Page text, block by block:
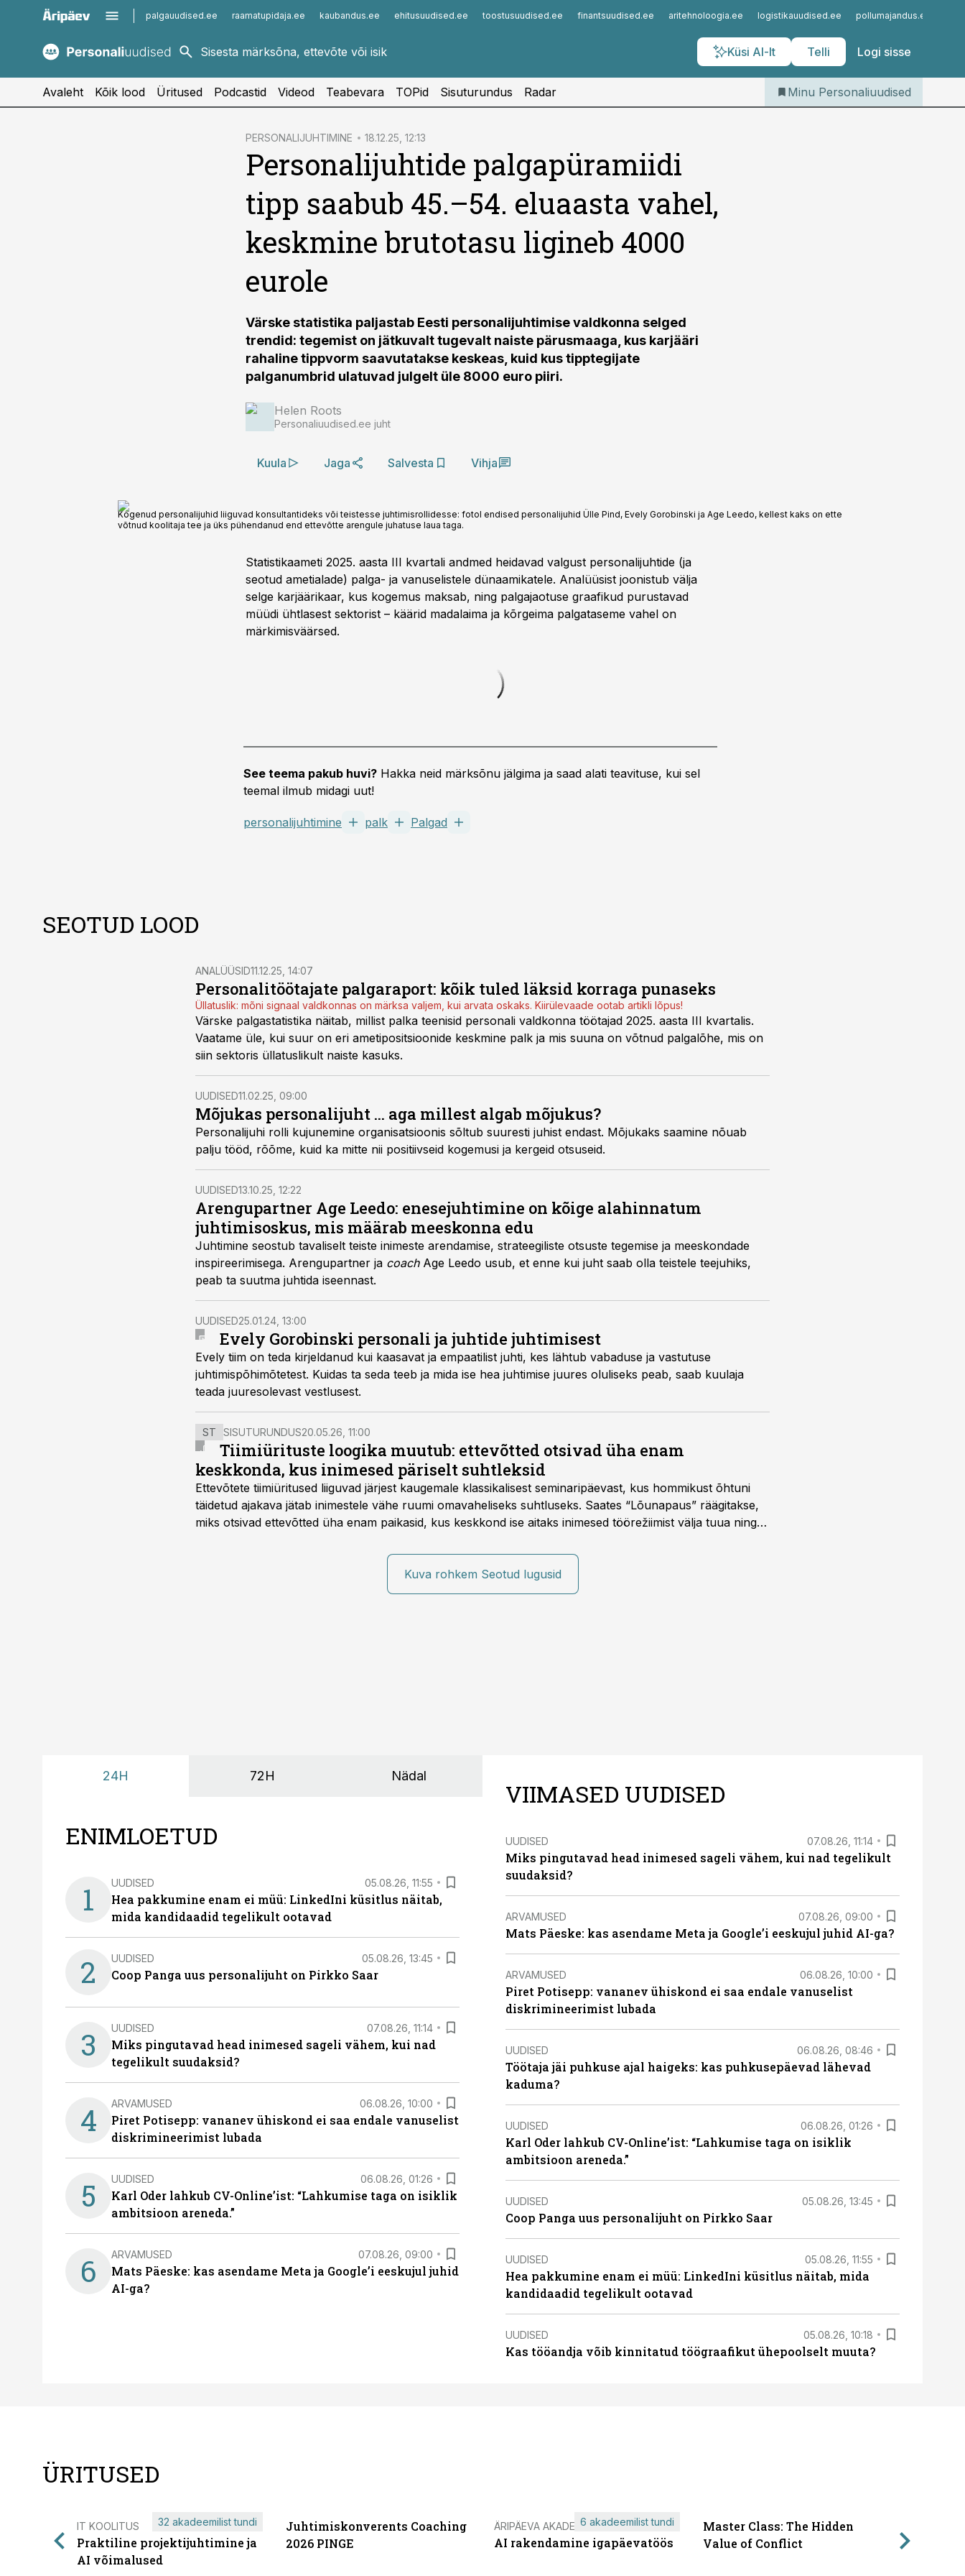
palgauudised.ee raamatupidaja.ee kaubandus.ee ehitusuudised.ee toostusuudised.ee finantsuudised.ee aritehnoloogia.ee logistikauudised.ee pollumajandus.ee
Küsi AI-lt Telli Logi sisse
kaubandus.ee
kinnisvarauudised.ee
imelineajalugu.ee
Infopank
Iseteenindus
Telli Personaliuudised
Avaleht Kõik lood Üritused Podcastid Videod Teabevara TOPid Sisuturundus Radar Minu Personaliuudised
PERSONALIJUHTIMINE 18.12.25, 12:13
Personalijuhtide palgapüramiidi
tipp saabub 45.–54. eluaasta vahel,
keskmine brutotasu ligineb 4000
eurole
Värske statistika paljastab Eesti personalijuhtimise valdkonna selged
trendid: tegemist on jätkuvalt tugevalt naiste pärusmaaga, kus karjääri
rahaline tippvorm saavutatakse keskeas, kuid kus tipptegijate
palganumbrid ulatuvad julgelt üle 8000 euro piiri.
Helen Roots
Personaliuudised.ee juht
Kuula Jaga Salvesta Vihja
Kogenud personalijuhid liiguvad konsultantideks või teistesse juhtimisrollidesse: fotol endised personalijuhid Ülle Pind, Evely Gorobinski ja Age Leedo, kellest kaks on ette
võtnud koolitaja tee ja üks pühendanud end ettevõtte arengule juhatuse laua taga.
Statistikaameti 2025. aasta III kvartali andmed heidavad valgust personalijuhtide (ja
seotud ametialade) palga- ja vanuselistele dünaamikatele. Analüüsist joonistub välja
selge karjäärikaar, kus kogemus maksab, ning palgajaotuse graafikud purustavad
müüdi ühtlasest sektorist – käärid madalaima ja kõrgeima palgataseme vahel on
märkimisväärsed.
See teema pakub huvi? Hakka neid märksõnu jälgima ja saad alati teavituse, kui sel
teemal ilmub midagi uut!
personalijuhtimine palk Palgad
SEOTUD LOOD
ANALÜÜSID11.12.25, 14:07
Personalitöötajate palgaraport: kõik tuled läksid korraga punaseks
Üllatuslik: mõni signaal valdkonnas on märksa valjem, kui arvata oskaks. Kiirülevaade ootab artikli lõpus!
Värske palgastatistika näitab, millist palka teenisid personali valdkonna töötajad 2025. aasta III kvartalis.
Vaatame üle, kui suur on eri ametipositsioonide keskmine palk ja mis suuna on võtnud palgalõhe, mis on
siin sektoris üllatuslikult naiste kasuks.
UUDISED11.02.25, 09:00
Mõjukas personalijuht ... aga millest algab mõjukus?
Personalijuhi rolli kujunemine organisatsioonis sõltub suuresti juhist endast. Mõjukaks saamine nõuab
palju tööd, rõõme, kuid ka mitte nii positiivseid kogemusi ja kergeid otsuseid.
UUDISED13.10.25, 12:22
Arengupartner Age Leedo: enesejuhtimine on kõige alahinnatum
juhtimisoskus, mis määrab meeskonna edu
Juhtimine seostub tavaliselt teiste inimeste arendamise, strateegiliste otsuste tegemise ja meeskondade
inspireerimisega. Arengupartner ja coach Age Leedo usub, et enne kui juht saab olla teistele teejuhiks,
peab ta suutma juhtida iseennast.
UUDISED25.01.24, 13:00
Evely Gorobinski personali ja juhtide juhtimisest
Evely tiim on teda kirjeldanud kui kaasavat ja empaatilist juhti, kes lähtub vabaduse ja vastutuse
juhtimispõhimõtetest. Kuidas ta seda teeb ja mida ise hea juhtimise juures oluliseks peab, saab kuulaja
teada juuresolevast vestlusest.
ST SISUTURUNDUS20.05.26, 11:00
Tiimiürituste loogika muutub: ettevõtted otsivad üha enam
keskkonda, kus inimesed päriselt suhtleksid
Ettevõtete tiimiüritused liiguvad järjest kaugemale klassikalisest seminaripäevast, kus hommikust õhtuni
täidetud ajakava jätab inimestele vähe ruumi omavaheliseks suhtluseks. Saates “Lõunapaus” räägitakse,
miks otsivad ettevõtted üha enam paikasid, kus keskkond ise aitaks inimesed töörežiimist välja tuua ning
Kuva rohkem Seotud lugusid
24H 72H Nädal
ENIMLOETUD
1 UUDISED 05.08.26, 11:55
Hea pakkumine enam ei müü: LinkedIni küsitlus näitab,
mida kandidaadid tegelikult ootavad
2 UUDISED 05.08.26, 13:45
Coop Panga uus personalijuht on Pirkko Saar
3 UUDISED 07.08.26, 11:14
Miks pingutavad head inimesed sageli vähem, kui nad
tegelikult suudaksid?
4 ARVAMUSED 06.08.26, 10:00
Piret Potisepp: vananev ühiskond ei saa endale vanuselist
diskrimineerimist lubada
5 UUDISED 06.08.26, 01:26
Karl Oder lahkub CV-Online’ist: “Lahkumise taga on isiklik
ambitsioon areneda.”
6 ARVAMUSED 07.08.26, 09:00
Mats Päeske: kas asendame Meta ja Google’i eeskujul juhid
AI-ga?
VIIMASED UUDISED
UUDISED 07.08.26, 11:14
Miks pingutavad head inimesed sageli vähem, kui nad tegelikult
suudaksid?
ARVAMUSED 07.08.26, 09:00
Mats Päeske: kas asendame Meta ja Google’i eeskujul juhid AI-ga?
ARVAMUSED 06.08.26, 10:00
Piret Potisepp: vananev ühiskond ei saa endale vanuselist
diskrimineerimist lubada
UUDISED 06.08.26, 08:46
Töötaja jäi puhkuse ajal haigeks: kas puhkusepäevad lähevad
kaduma?
UUDISED 06.08.26, 01:26
Karl Oder lahkub CV-Online’ist: “Lahkumise taga on isiklik
ambitsioon areneda.”
UUDISED 05.08.26, 13:45
Coop Panga uus personalijuht on Pirkko Saar
UUDISED 05.08.26, 11:55
Hea pakkumine enam ei müü: LinkedIni küsitlus näitab, mida
kandidaadid tegelikult ootavad
UUDISED 05.08.26, 10:18
Kas tööandja võib kinnitatud töögraafikut ühepoolselt muuta?
ÜRITUSED
IT KOOLITUS
Praktiline projektijuhtimine ja
AI võimalused
32 akadeemilist tundi
Juhtimiskonverents Coaching
2026 PINGE
ÄRIPÄEVA AKADEEMIA
AI rakendamine igapäevatöös
6 akadeemilist tundi
Master Class: The Hidden
Value of Conflict